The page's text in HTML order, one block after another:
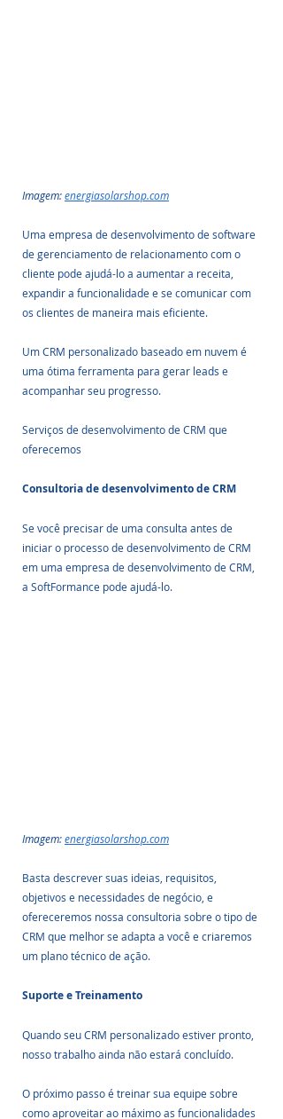
Imagem: energiasolarshop.com
Uma empresa de desenvolvimento de software
de gerenciamento de relacionamento com o
cliente pode ajudá-lo a aumentar a receita,
expandir a funcionalidade e se comunicar com
os clientes de maneira mais eficiente.
Um CRM personalizado baseado em nuvem é
uma ótima ferramenta para gerar leads e
acompanhar seu progresso.
Serviços de desenvolvimento de CRM que
oferecemos
Consultoria de desenvolvimento de CRM
Se você precisar de uma consulta antes de
iniciar o processo de desenvolvimento de CRM
em uma empresa de desenvolvimento de CRM,
a SoftFormance pode ajudá-lo.
Imagem: energiasolarshop.com
Basta descrever suas ideias, requisitos,
objetivos e necessidades de negócio, e
ofereceremos nossa consultoria sobre o tipo de
CRM que melhor se adapta a você e criaremos
um plano técnico de ação.
Suporte e Treinamento
Quando seu CRM personalizado estiver pronto,
nosso trabalho ainda não estará concluído.
O próximo passo é treinar sua equipe sobre
como aproveitar ao máximo as funcionalidades